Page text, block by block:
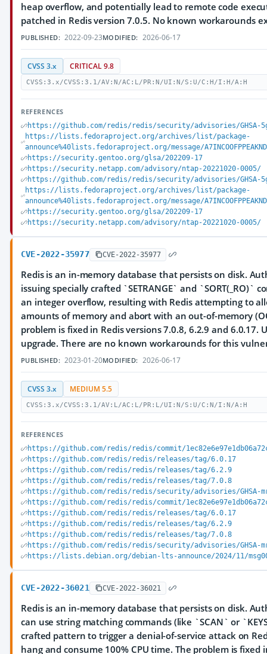
heap overflow, and potentially lead to remote code
patched in Redis version 7.0.5. No known workarounds
PUBLISHED: 2022-09-23MODIFIED: 2026-06-17
CVSS 3.x CRITICAL 9.8
CVSS:3.x/CVSS:3.1/AV:N/AC:L/PR:N/UI:N/S:U/C:H/I:H/A:H
REFERENCES
https://github.com/redis/redis/security/advisories/GHSA-
https://lists.fedoraproject.org/archives/list/package-
announce%40lists.fedoraproject.org/message/
https://security.gentoo.org/glsa/202209-17
https://security.netapp.com/advisory/ntap-20221020-0005/
https://github.com/redis/redis/security/advisories/GHSA-
https://lists.fedoraproject.org/archives/list/package-
announce%40lists.fedoraproject.org/message/
https://security.gentoo.org/glsa/202209-17
https://security.netapp.com/advisory/ntap-20221020-0005/
CVE-2022-35977 CVE-2022-35977
Redis is an in-memory database that persists on disk.
issuing specially crafted `SETRANGE` and `SORT(_RO)`
an integer overflow, resulting with Redis attempting to
amounts of memory and abort with an out-of-memory
problem is fixed in Redis versions 7.0.8, 6.2.9 and 6.0.17.
upgrade. There are no known workarounds for this
PUBLISHED: 2023-01-20MODIFIED: 2026-06-17
CVSS 3.x MEDIUM 5.5
CVSS:3.x/CVSS:3.1/AV:L/AC:L/PR:L/UI:N/S:U/C:N/I:N/A:H
REFERENCES
https://github.com/redis/redis/commit/
https://github.com/redis/redis/releases/tag/6.0.17
https://github.com/redis/redis/releases/tag/6.2.9
https://github.com/redis/redis/releases/tag/7.0.8
https://github.com/redis/redis/security/advisories/GHSA-
https://github.com/redis/redis/commit/
https://github.com/redis/redis/releases/tag/6.0.17
https://github.com/redis/redis/releases/tag/6.2.9
https://github.com/redis/redis/releases/tag/7.0.8
https://github.com/redis/redis/security/advisories/GHSA-
https://lists.debian.org/debian-lts-announce/2024/11/
CVE-2022-36021 CVE-2022-36021
Redis is an in-memory database that persists on disk.
can use string matching commands (like `SCAN` or
crafted pattern to trigger a denial-of-service attack on
hang and consume 100% CPU time. The problem is fixed